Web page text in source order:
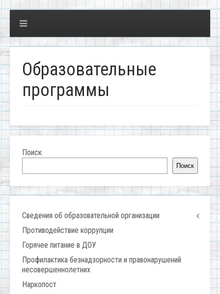
Образовательные
программы
Поиск
Поиск
Сведения об образовательной организации
Противодействие коррупции
Горячее питание в ДОУ
Профилактика безнадзорности и правонарушений
несовершеннолетних
Наркопост